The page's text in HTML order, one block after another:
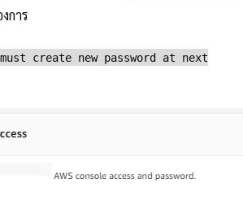
การ
create new password at next